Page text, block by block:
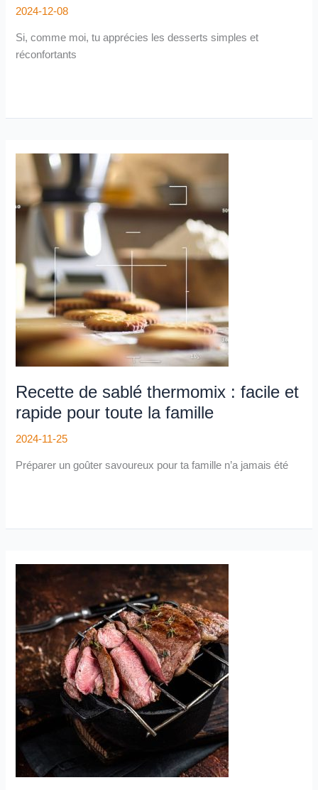
2024-12-08
Si, comme moi, tu apprécies les desserts simples et
réconfortants
Recette de sablé thermomix : facile et
rapide pour toute la famille
2024-11-25
Préparer un goûter savoureux pour ta famille n’a jamais été
Recette
sablé
thermomix
et
rapide
pour
toute
la
famille
Poire
Bœuf
Grillée
:
Recette
et
Astuces
pour
une
Parfaite